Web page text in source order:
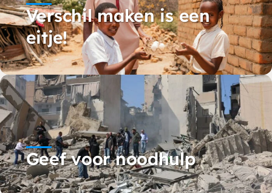
Verschil maken is een
eitje!
Geef voor noodhulp